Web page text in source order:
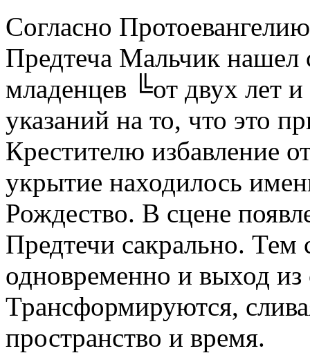
Согласно
Предтеча Мальчик нашел
младенцев ╚от двух лет
указаний на то, что это
Крестителю избавление
укрытие находилось
Рождество. В сцене
Предтечи сакрально. Тем
одновременно и выход
Трансформируются,
пространство и время.